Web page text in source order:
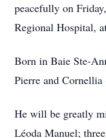
peacefully on
Regional Hospital,
Born in Baie Ste-
Pierre and
He will be greatly
Léoda Manuel;